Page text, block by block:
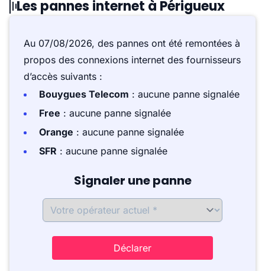
Les pannes internet à Périgueux
Au 07/08/2026, des pannes ont été remontées à
propos des connexions internet des fournisseurs
d’accès suivants :
Bouygues Telecom : aucune panne signalée
Free : aucune panne signalée
Orange : aucune panne signalée
SFR : aucune panne signalée
Signaler une panne
Déclarer